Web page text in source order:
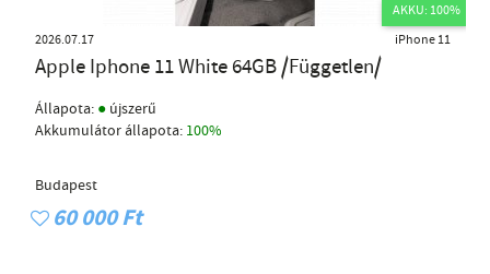
AKKU: 100%
2026.07.17
iPhone 11
Apple Iphone 11 White 64GB /Független/
Állapota: ● újszerű
Akkumulátor állapota: 100%
Budapest
60 000 Ft